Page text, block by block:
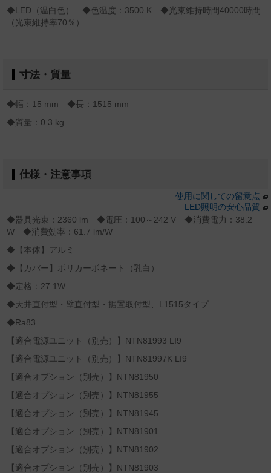
◆LED（温白色） ◆色温度：3500 K ◆光束維持時間40000時間
（光束維持率70％）
寸法・質量
◆幅：15 mm ◆長：1515 mm
◆質量：0.3 kg
仕様・注意事項
使用に関しての留意点
LED照明の安心品質
◆器具光束：2360 lm ◆電圧：100～242 V ◆消費電力：38.2
W ◆消費効率：61.7 lm/W
◆【本体】アルミ
◆【カバー】ポリカーボネート（乳白）
◆定格：27.1W
◆天井直付型・壁直付型・据置取付型、L1515タイプ
◆Ra83
【適合電源ユニット（別売）】NTN81993 LI9
【適合電源ユニット（別売）】NTN81997K LI9
【適合オプション（別売）】NTN81950
【適合オプション（別売）】NTN81955
【適合オプション（別売）】NTN81945
【適合オプション（別売）】NTN81901
【適合オプション（別売）】NTN81902
【適合オプション（別売）】NTN81903